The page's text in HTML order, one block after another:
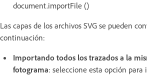
document.importFile ()
Las capas de los archivos SVG se pueden
continuación:
Importando todos los trazados a la
fotograma: seleccione esta opción para